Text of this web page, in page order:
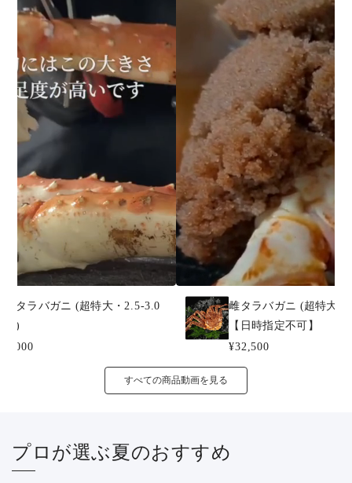
凍タラバガニ (超特大・2.5-3.0
前)
雌タラバガニ (超特大
【日時指定不可】
¥32,500
すべての商品動画を見る
プロが選ぶ夏のおすすめ